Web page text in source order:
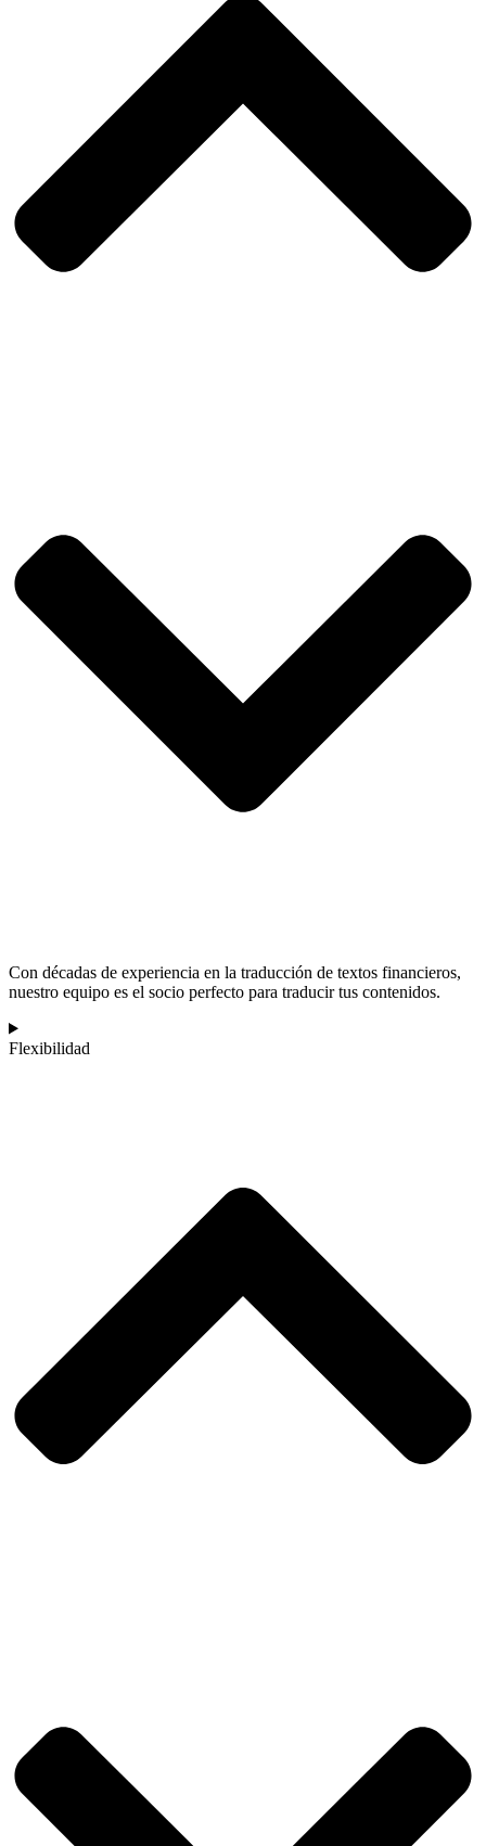
Con décadas de experiencia en la traducción de textos financieros,
nuestro equipo es el socio perfecto para traducir tus contenidos.
Flexibilidad